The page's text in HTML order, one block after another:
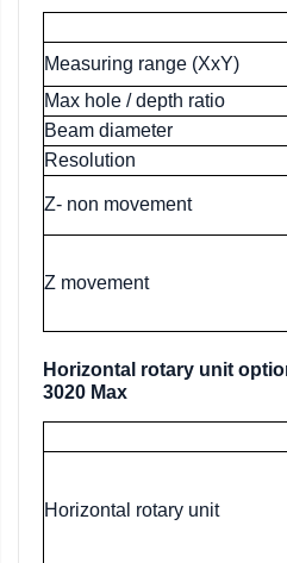
Measuring range (XxY)
Max hole / depth ratio
Beam diameter
Resolution
Z- non movement
Z movement
Horizontal rotary unit
3020 Max
Horizontal rotary unit